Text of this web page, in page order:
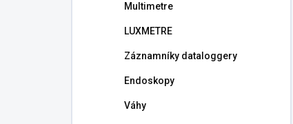
Multimetre
LUXMETRE
Záznamníky dataloggery
Endoskopy
Váhy